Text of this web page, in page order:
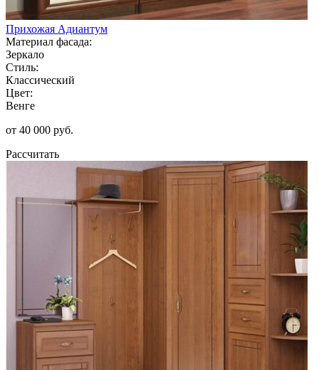
Прихожая Адиантум
Материал фасада:
Зеркало
Стиль:
Классический
Цвет:
Венге
от 40 000 руб.
Рассчитать